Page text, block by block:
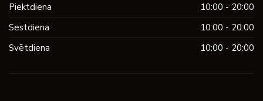
Piektdiena
10:00 - 20:00
Sestdiena
10:00 - 20:00
Svētdiena
10:00 - 20:00